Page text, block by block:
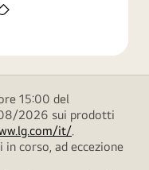
15:00 del
2026 sui prodotti
it/.
corso, ad eccezione